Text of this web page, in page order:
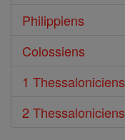
Philippiens
Colossiens
1 Thessaloniciens
2 Thessaloniciens